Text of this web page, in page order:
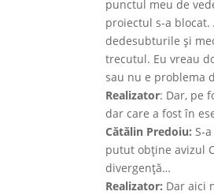
punctul meu de
proiectul s-a
dedesubturile şi
trecutul. Eu vreau
sau nu e problema
Realizator: Dar, pe
dar care a fost în
Cătălin Predoiu: S-
putut obţine avizul
divergenţă…
Realizator: Dar aici